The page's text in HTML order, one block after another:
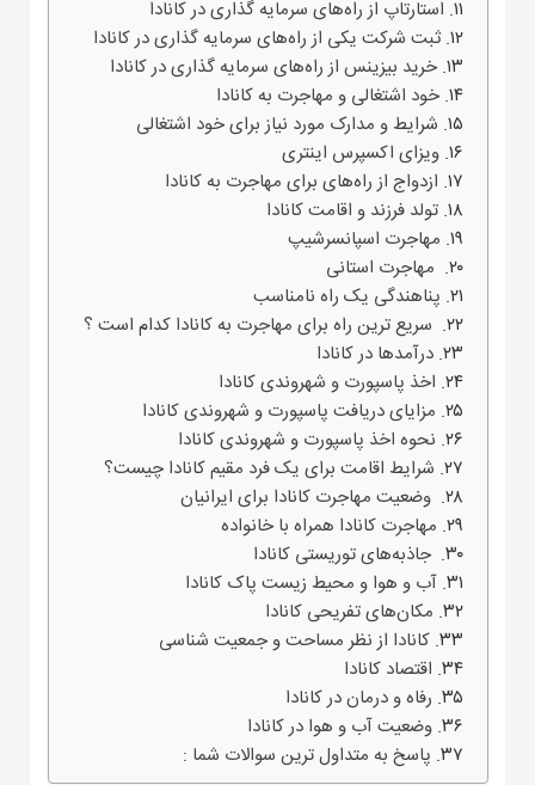
استارتاپ از راه‌های سرمایه گذاری در کانادا
ثبت شرکت یکی از راه‌های سرمایه گذاری در کانادا
خرید بیزینس از راه‌های سرمایه گذاری در کانادا
خود اشتغالی و مهاجرت به کانادا
شرایط و مدارک مورد نیاز برای خود اشتغالی
ویزای اکسپرس اینتری
ازدواج از راه‌های برای مهاجرت به کانادا
تولد فرزند و اقامت کانادا
مهاجرت اسپانسرشیپ
مهاجرت استانی
پناهندگی یک راه نامناسب
سریع ترین راه برای مهاجرت به کانادا کدام است ؟
درآمدها در کانادا
اخذ پاسپورت و شهروندی کانادا
مزایای دریافت پاسپورت و شهروندی کانادا
نحوه اخذ پاسپورت و شهروندی کانادا
شرایط اقامت برای یک فرد مقیم کانادا چیست؟
وضعیت مهاجرت کانادا برای ایرانیان
مهاجرت کانادا همراه با خانواده
جاذبه‌های توریستی کانادا
آب و هوا و محیط زیست پاک کانادا
مکان‌های تفریحی کانادا
کانادا از نظر مساحت و جمعیت شناسی
اقتصاد کانادا
رفاه و درمان در کانادا
وضعیت آب و هوا در کانادا
پاسخ به متداول ترین سوالات شما :